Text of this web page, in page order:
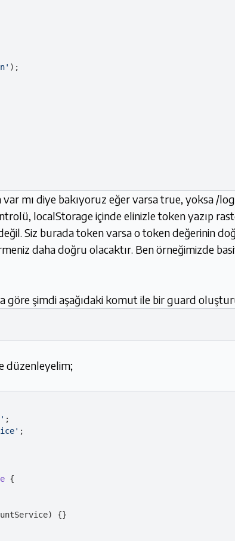
);
mı diye bakıyoruz eğer varsa true, yoksa /
localStorage içinde elinizle token yazıp
Siz burada token varsa o token değerinin
daha doğru olacaktır. Ben örneğimizde
göre şimdi aşağıdaki komut ile bir guard
düzenleyelim;
;
{
) {}